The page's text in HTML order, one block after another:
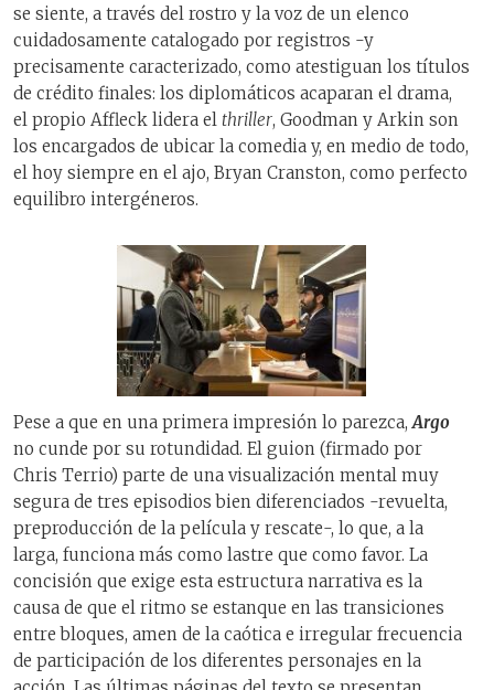
se siente, a través del rostro y la voz de un elenco
cuidadosamente catalogado por registros -y
precisamente caracterizado, como atestiguan los títulos
de crédito finales: los diplomáticos acaparan el drama,
el propio Affleck lidera el thriller, Goodman y Arkin son
los encargados de ubicar la comedia y, en medio de todo,
el hoy siempre en el ajo, Bryan Cranston, como perfecto
equilibro intergéneros.
Pese a que en una primera impresión lo parezca,Argo
no cunde por su rotundidad. El guion (firmado por
Chris Terrio) parte de una visualización mental muy
segura de tres episodios bien diferenciados -revuelta,
preproducción de la película y rescate-, lo que, a la
larga, funciona más como lastre que como favor. La
concisión que exige esta estructura narrativa es la
causa de que el ritmo se estanque en las transiciones
entre bloques, amen de la caótica e irregular frecuencia
de participación de los diferentes personajes en la